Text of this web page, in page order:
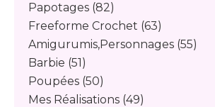
Papotages (82)
Freeforme Crochet (63)
Amigurumis,personnages (55)
Barbie (51)
Poupées (50)
Mes Réalisations (49)